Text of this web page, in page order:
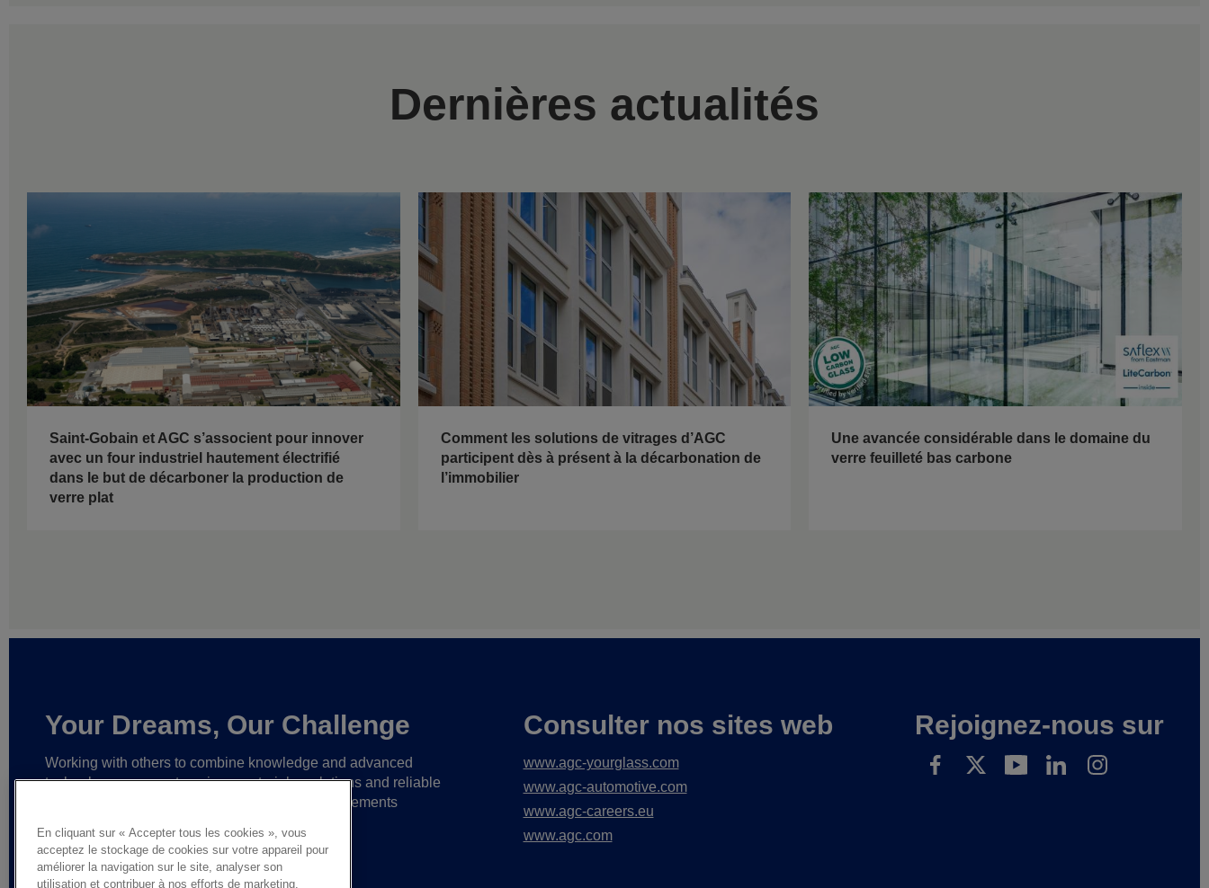
Dernières actualités
Saint-Gobain et AGC s’associent pour innover
avec un four industriel hautement électrifié
dans le but de décarboner la production de
verre plat
Comment les solutions de vitrages d’AGC
participent dès à présent à la décarbonation de
l’immobilier
Une avancée considérable dans le domaine du
verre feuilleté bas carbone
Your Dreams, Our Challenge
Working with others to combine knowledge and advanced
technology,we create unique materials, solutions and reliable
that help make ever greater achievements
Consulter nos sites web
www.agc-yourglass.com
www.agc-automotive.com
www.agc-careers.eu
www.agc.com
Rejoignez-nous sur
En cliquant sur « Accepter tous les cookies », vous
acceptez le stockage de cookies sur votre appareil pour
améliorer la navigation sur le site, analyser son
utilisation et contribuer à nos efforts de marketing.